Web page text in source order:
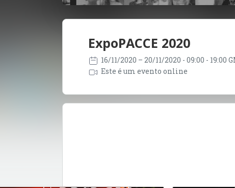
ExpoPACCE 2020
16/11/2020 – 20/11/2020 - 09:00 - 19:00
Este é um evento online